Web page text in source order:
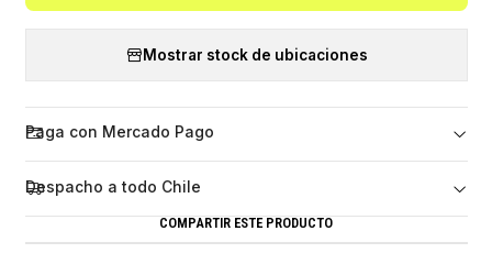
Mostrar stock de ubicaciones
Paga con Mercado Pago
Despacho a todo Chile
COMPARTIR ESTE PRODUCTO